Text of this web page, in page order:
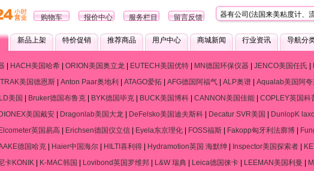
广州易测仪器有公司(法国来美粘度计、流变
购物车 报价中心 服务栏目 留言反馈
新品上架 特价促销 推荐商品 用户中心 商城新闻 行业资讯 导航分
| HACH美国哈希| ORION美国奥立龙| EUTECH美国优特| MN德国环保仪器| JENCO美国任氏
美国德恩斯 Anton Paar奥地利 ATAGO爱拓 AFG德国阿福气 ALP奥谱 Aqualab美国阿
美国 Bruker德国布鲁克 BYK德国毕克 BUCK美国博科 CANNON美国佳能 COPLEY英国科
DIONEX美国戴安 Dragonlab美国大龙 DeFelsko美国迪夫斯科 Decatur SVR美国 DunlopK
Elcometer英国易高 Erichsen德国仪立信 Eyela东京理化 FOSS福斯 Fakopp匈牙利法廓博
德国哈克 Haier中国海尔 HILTI喜利得 Hydramotion英国 海默绅 Inspector美国探索者
卡KONIK| K-MAC韩国 Lovibond英国罗维邦| L&W 瑞典| Leica德国徕卡| LEEMAN美国利曼